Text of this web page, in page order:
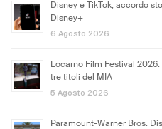
Disney e TikTok, accordo
Disney+
6 Agosto 2026
Locarno Film Festival
tre titoli del MIA
5 Agosto 2026
Paramount-Warner Bros.